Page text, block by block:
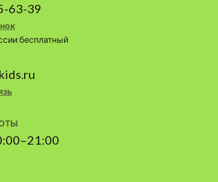
63-39
бесплатный